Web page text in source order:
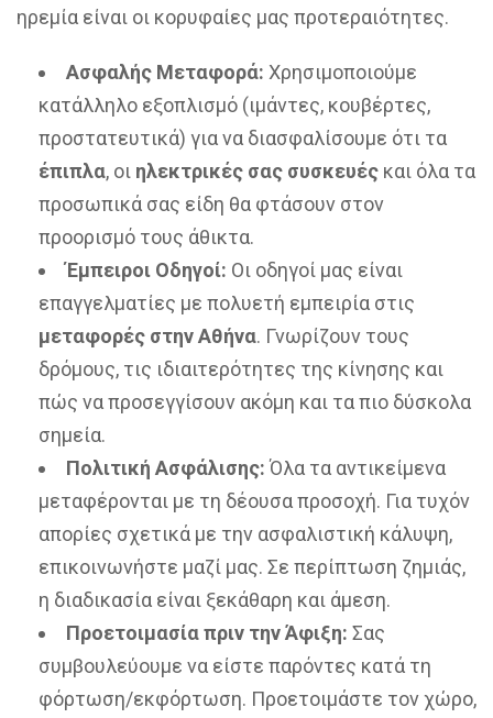
ηρεμία είναι οι κορυφαίες μας προτεραιότητες.
Ασφαλής Μεταφορά: Χρησιμοποιούμε
κατάλληλο εξοπλισμό (ιμάντες, κουβέρτες,
προστατευτικά) για να διασφαλίσουμε ότι τα
έπιπλα, οι ηλεκτρικές σας συσκευές και όλα τα
προσωπικά σας είδη θα φτάσουν στον
προορισμό τους άθικτα.
Έμπειροι Οδηγοί: Οι οδηγοί μας είναι
επαγγελματίες με πολυετή εμπειρία στις
μεταφορές στην Αθήνα. Γνωρίζουν τους
δρόμους, τις ιδιαιτερότητες της κίνησης και
πώς να προσεγγίσουν ακόμη και τα πιο δύσκολα
σημεία.
Πολιτική Ασφάλισης:Όλα τα αντικείμενα
μεταφέρονται με τη δέουσα προσοχή. Για τυχόν
απορίες σχετικά με την ασφαλιστική κάλυψη,
επικοινωνήστε μαζί μας. Σε περίπτωση ζημιάς,
η διαδικασία είναι ξεκάθαρη και άμεση.
Προετοιμασία πριν την Άφιξη: Σας
συμβουλεύουμε να είστε παρόντες κατά τη
φόρτωση/εκφόρτωση. Προετοιμάστε τον χώρο,